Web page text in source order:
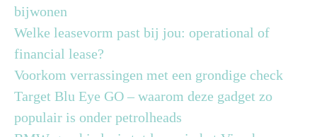
bijwonen
Welke leasevorm past bij jou: operational of
financial lease?
Voorkom verrassingen met een grondige check
Target Blu Eye GO – waarom deze gadget zo
populair is onder petrolheads